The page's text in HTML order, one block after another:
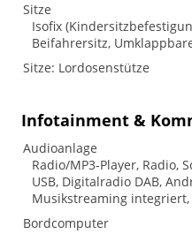
Sitze
Isofix
Beifahrersitz,
Sitze: Lordosenstütze
Infotainment &
Audioanlage
Radio/MP3-Player, Radio,
USB, Digitalradio DAB,
Musikstreaming integriert,
Bordcomputer